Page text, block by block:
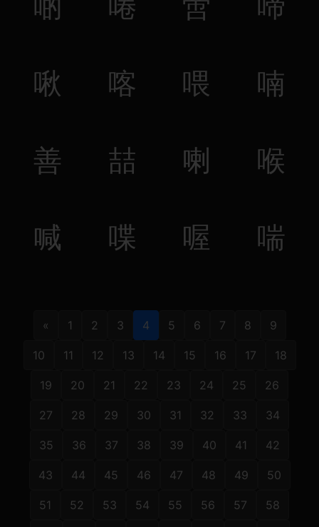
啾 喀 喂 喃
善 喆 喇 喉
喊 喋 喔 喘
« 1 2 3 4 5 6 7 8 9
10 11 12 13 14 15 16 17 18
19 20 21 22 23 24 25 26
27 28 29 30 31 32 33 34
35 36 37 38 39 40 41 42
43 44 45 46 47 48 49 50
51 52 53 54 55 56 57 58